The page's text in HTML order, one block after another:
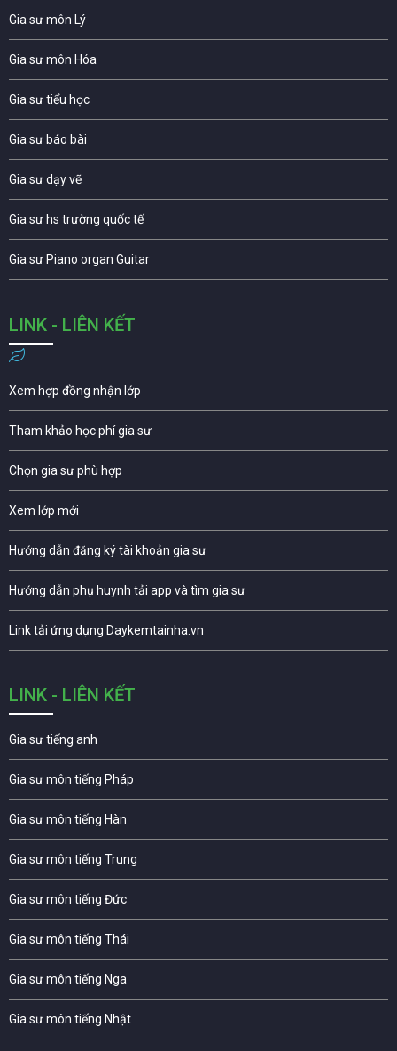
Gia sư môn Lý
Gia sư môn Hóa
Gia sư tiểu học
Gia sư báo bài
Gia sư dạy vẽ
Gia sư hs trường quốc tế
Gia sư Piano organ Guitar
LINK - LIÊN KẾT
Xem hợp đồng nhận lớp
Tham khảo học phí gia sư
Chọn gia sư phù hợp
Xem lớp mới
Hướng dẫn đăng ký tài khoản gia sư
Hướng dẫn phụ huynh tải app và tìm gia sư
Link tải ứng dụng Daykemtainha.vn
LINK - LIÊN KẾT
Gia sư tiếng anh
Gia sư môn tiếng Pháp
Gia sư môn tiếng Hàn
Gia sư môn tiếng Trung
Gia sư môn tiếng Đức
Gia sư môn tiếng Thái
Gia sư môn tiếng Nga
Gia sư môn tiếng Nhật